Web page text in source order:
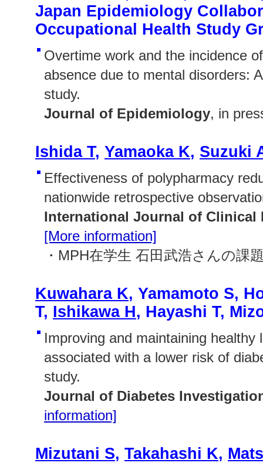
Japan Epidemiology
Occupational Health Study
Overtime work and the incidence
absence due to mental disorders:
study.
Journal of Epidemiology, in
Ishida T, Yamaoka K, Suzuki
Effectiveness of polypharmacy
nationwide retrospective
International Journal of Clinical
[More information]
・MPH在学生 石田武浩さんの課
Kuwahara K, Yamamoto S,
T, Ishikawa H, Hayashi T,
Improving and maintaining healthy
associated with a lower risk of
study.
Journal of Diabetes
information]
Mizutani S, Takahashi K,